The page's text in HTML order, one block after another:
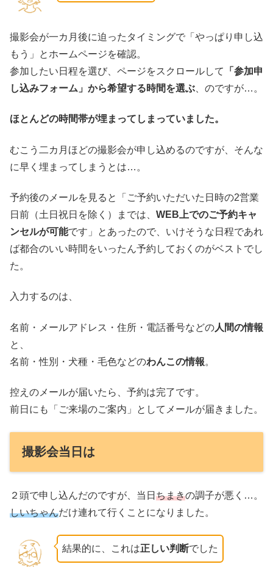
撮影会が一カ月後に迫ったタイミングで「やっぱり申し込
もう」とホームページを確認。
参加したい日程を選び、ページをスクロールして
「参加申
し込みフォーム」から希望する時間を選ぶ 、のですが…。
ほとんどの時間帯が埋まってしまっていました。
むこう二カ月ほどの撮影会が申し込めるのですが、そんな
に早く埋まってしまうとは…。
予約後のメールを見ると「ご予約いただいた日時の2営業
日前（土日祝日を除く）までは、 WEB上でのご予約キャ
ンセルが可能です」とあったので、いけそうな日程であれ
ば都合のいい時間をいったん予約しておくのがベストでし
た。
入力するのは、
名前・メールアドレス・住所・電話番号などの人間の情報
と、
名前・性別・犬種・毛色などのわんこの情報。
控えのメールが届いたら、予約は完了です。
前日にも「ご来場のご案内」としてメールが届きました。
撮影会当日は
２頭で申し込んだのですが、当日 ちまきの調子が悪く…。
しいちゃんだけ連れて行くことになりました。
結果的に、これは正しい判断でした